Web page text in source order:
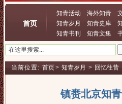
首页
知青活动 海外知青
知青岁月
知青史库
知青书刊
知青文集
当前位置: 首页> 知青岁月 > 回忆往昔
镇赉北京知